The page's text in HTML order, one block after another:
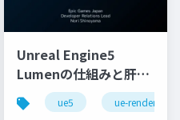
ue-beginner
Unreal Engine5
Lumenの仕組みと肝心
なところ
ue5 ue-rendering